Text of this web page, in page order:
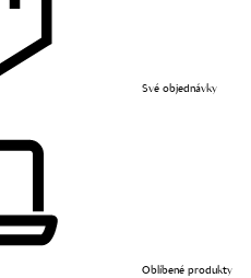
Své objednávky
Oblíbené produkty